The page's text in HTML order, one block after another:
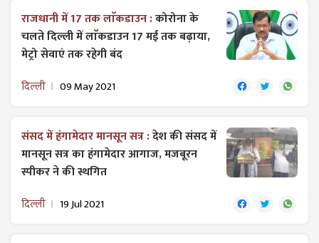
राजधानी में 17 तक लाॅकडाउन :कोरोना के
चलते दिल्ली में लाॅकडाउन 17 मई तक बढ़ाया,
मेट्रो सेवाएं तक रहेगी बंद
दिल्ली 09 May 2021
संसद में हंगामेदार मानसून सत्र :देश की संसद में
मानसून सत्र का हंगामेदार आगाज, मजबूरन
स्पीकर ने की स्थगित
दिल्ली 19 Jul 2021